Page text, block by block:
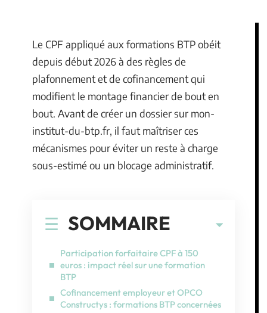
Le CPF appliqué aux formations BTP obéit
depuis début 2026 à des règles de
plafonnement et de cofinancement qui
modifient le montage financier de bout en
bout. Avant de créer un dossier sur mon-
institut-du-btp.fr, il faut maîtriser ces
mécanismes pour éviter un reste à charge
sous-estimé ou un blocage administratif.
SOMMAIRE
Participation forfaitaire CPF à 150
euros : impact réel sur une formation
BTP
Cofinancement employeur et OPCO
Constructys : formations BTP concernées